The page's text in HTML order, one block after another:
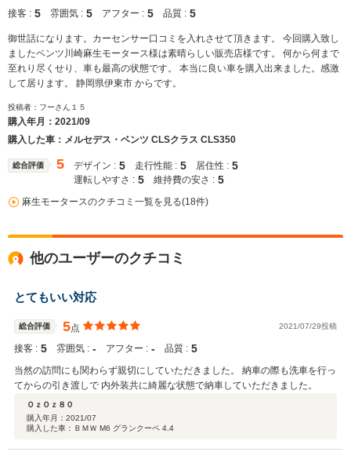
接客 : 5 雰囲気 : 5 アフター : 5 品質 : 5
御世話になります。カーセンサー口コミを入れさせて頂きます。 今回購入致し
ましたベンツ川崎麻生モータース様は素晴らしい販売店様です。 何から何まで
至れり尽くせり、車も最高の状態です。 本当に良い車を購入出来ました。感激
して居ります。 静岡県伊東市 からです。
投稿者：フーさん１５
購入年月： 2021/09
購入した車：メルセデス・ベンツ CLSクラス CLS350
総合評価 5 デザイン : 5 走行性能 : 5 居住性 : 5
運転しやすさ : 5 維持費の安さ : 5
麻生モータースのクチコミ一覧を見る(18件)
他のユーザーのクチコミ
とてもいい対応
総合評価 5点 2021/07/29投稿
接客 : 5 雰囲気 : ‐ アフター : ‐ 品質 : 5
当然の訪問にも関わらず親切にしていただきました。 納車の際も洗車を行っ
てからの引き渡しで 内外装共に綺麗な状態で納車していただきました。
ＯｚＯｚ８０
購入年月： 2021/07
購入した車：ＢＭＷ M6 グランクーペ 4.4